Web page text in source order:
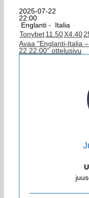
2025-07-22
22:00
Englanti -
Italia
Tonybet11.50X4.402
Avaa "Englanti-Italia
22 22:00" ottelusivu